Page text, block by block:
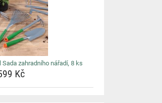
zahradního nářadí, 8 ks
Kč